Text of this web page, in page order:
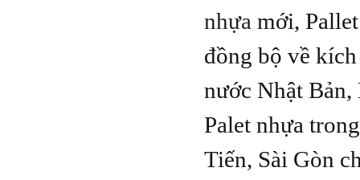
nhựa mới,
đồng bộ về
nước Nhật Bản,
Palet nhựa
Tiến, Sài Gòn